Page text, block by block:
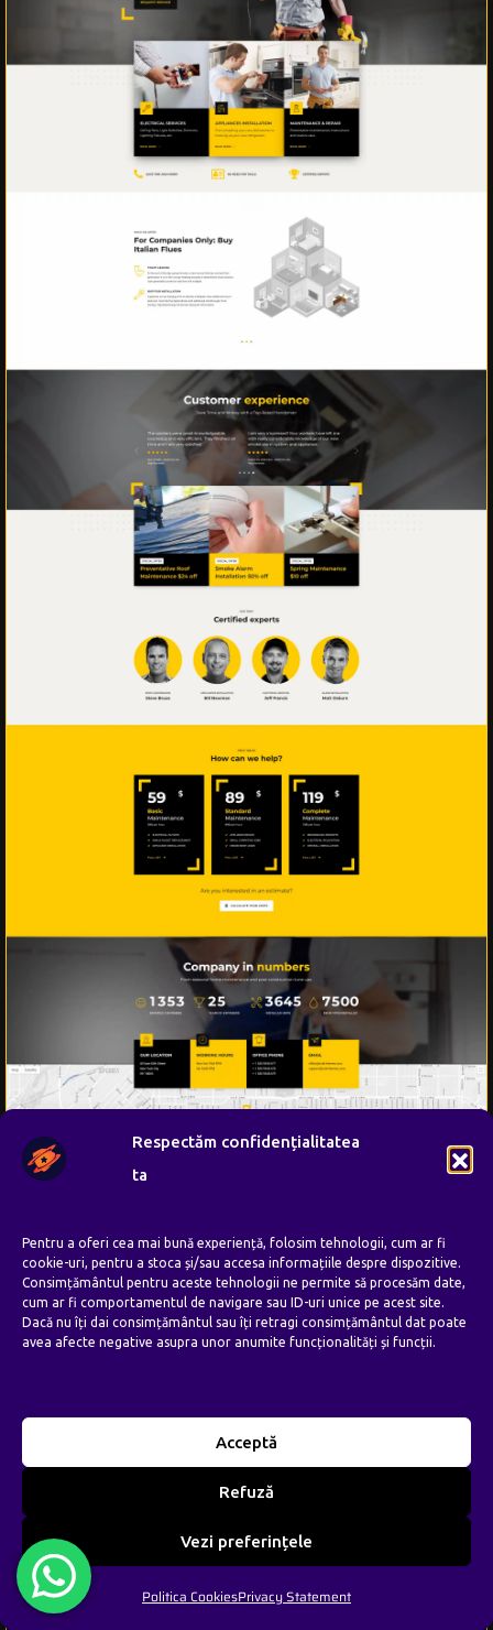
Respectăm confidențialitatea
ta
Pentru a oferi cea mai bună experiență, folosim tehnologii, cum ar fi
cookie-uri, pentru a stoca și/sau accesa informațiile despre dispozitive.
Consimțământul pentru aceste tehnologii ne permite să procesăm date,
cum ar fi comportamentul de navigare sau ID-uri unice pe acest site.
Dacă nu îți dai consimțământul sau îți retragi consimțământul dat poate
avea afecte negative asupra unor anumite funcționalități și funcții.
Acceptă
Refuză
Vezi preferințele
Politica CookiesPrivacy Statement